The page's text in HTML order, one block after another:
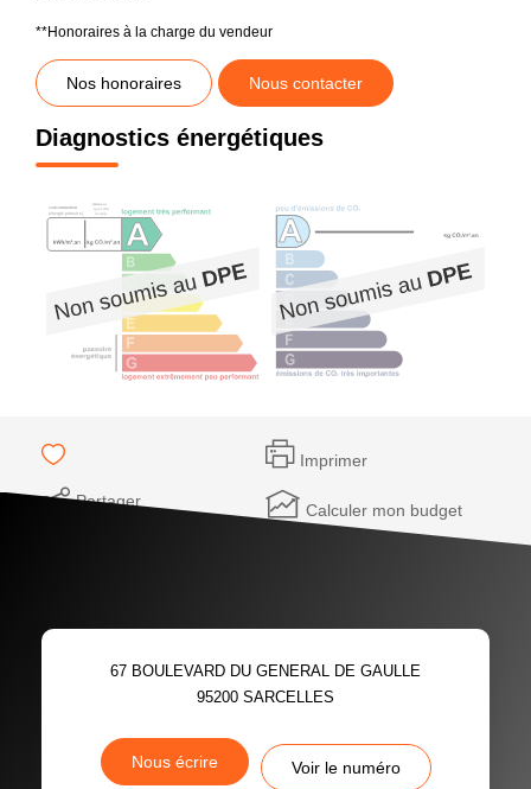
**Honoraires à la charge du vendeur
Nos honoraires Nous contacter
Diagnostics énergétiques
Imprimer
Partager Calculer mon budget
67 BOULEVARD DU GENERAL DE GAULLE
95200 SARCELLES
Nous écrire Voir le numéro